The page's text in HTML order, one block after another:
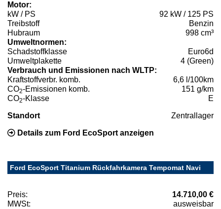
Motor:
kW / PS
92 kW / 125 PS
Treibstoff
Benzin
Hubraum
998 cm³
Umweltnormen:
Schadstoffklasse
Euro6d
Umweltplakette
4 (Green)
Verbrauch und Emissionen nach WLTP:
Kraftstoffverbr. komb.
6,6 l/100km
CO2-Emissionen komb.
151 g/km
CO2-Klasse E
Standort Zentrallager
Details zum Ford EcoSport anzeigen
Ford EcoSport Titanium Rückfahrkamera Tempomat Navi
Preis:
14.710,00 €
MWSt:
ausweisbar